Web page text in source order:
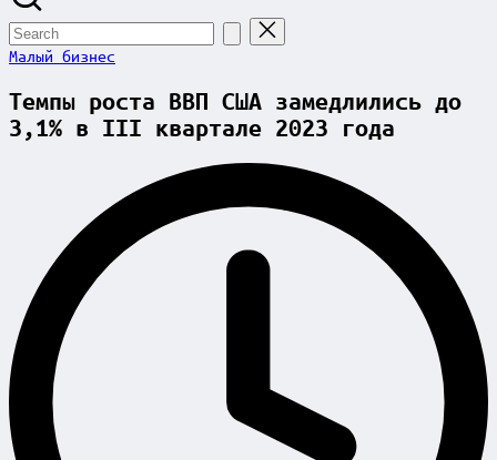
Search
for:
Posted
Малый бизнес
Темпы роста ВВП США замедлились до
3,1% в III квартале 2023 года